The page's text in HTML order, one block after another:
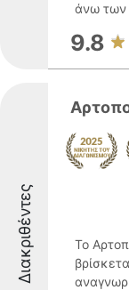
άνω των
9.8
Διακριθέντες
Το